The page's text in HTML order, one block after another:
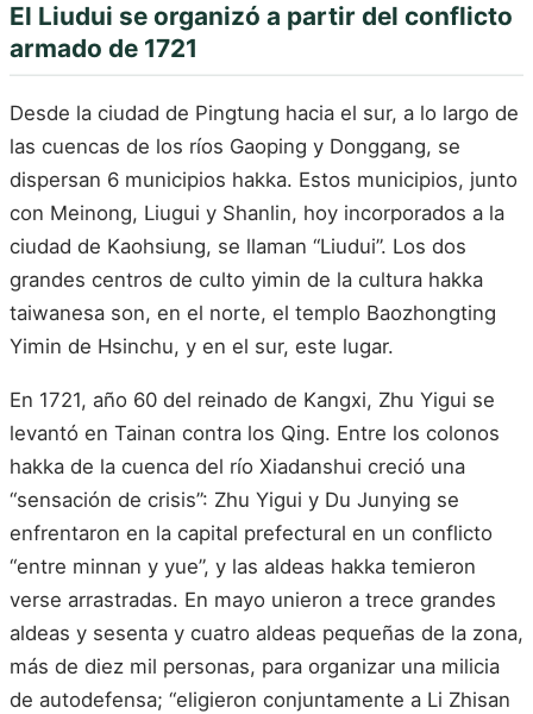
El Liudui se organizó a partir del conflicto
armado de 1721
Desde la ciudad de Pingtung hacia el sur, a lo largo de
las cuencas de los ríos Gaoping y Donggang, se
dispersan 6 municipios hakka. Estos municipios, junto
con Meinong, Liugui y Shanlin, hoy incorporados a la
ciudad de Kaohsiung, se llaman “Liudui”. Los dos
grandes centros de culto yimin de la cultura hakka
taiwanesa son, en el norte, el templo Baozhongting
Yimin de Hsinchu, y en el sur, este lugar.
En 1721, año 60 del reinado de Kangxi, Zhu Yigui se
levantó en Tainan contra los Qing. Entre los colonos
hakka de la cuenca del río Xiadanshui creció una
“sensación de crisis”: Zhu Yigui y Du Junying se
enfrentaron en la capital prefectural en un conflicto
“entre minnan y yue”, y las aldeas hakka temieron
verse arrastradas. En mayo unieron a trece grandes
aldeas y sesenta y cuatro aldeas pequeñas de la zona,
más de diez mil personas, para organizar una milicia
de autodefensa; “eligieron conjuntamente a Li Zhisan